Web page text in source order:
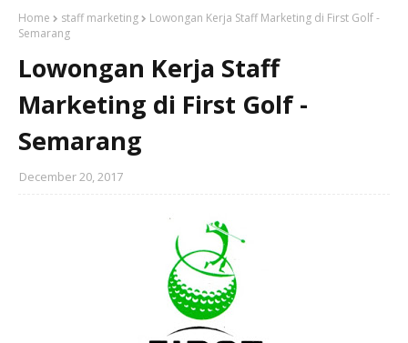
Home staff marketing
Lowongan Kerja Staff Marketing di First Golf -
Semarang
Lowongan Kerja Staff
Marketing di First Golf -
Semarang
December 20, 2017